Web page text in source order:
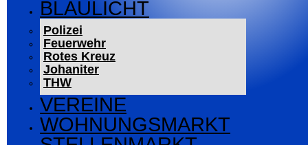
BLAULICHT
Polizei
Feuerwehr
Rotes Kreuz
Johaniter
THW
VEREINE
WOHNUNGSMARKT